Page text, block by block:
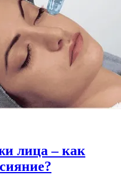
лица – как